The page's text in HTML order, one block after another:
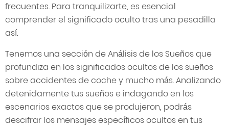
frecuentes. Para tranquilizarte, es esencial
comprender el significado oculto tras una pesadilla
así.
Tenemos una sección de Análisis de los Sueños que
profundiza en los significados ocultos de los sueños
sobre accidentes de coche y mucho más. Analizando
detenidamente tus sueños e indagando en los
escenarios exactos que se produjeron, podrás
descifrar los mensajes específicos ocultos en tus